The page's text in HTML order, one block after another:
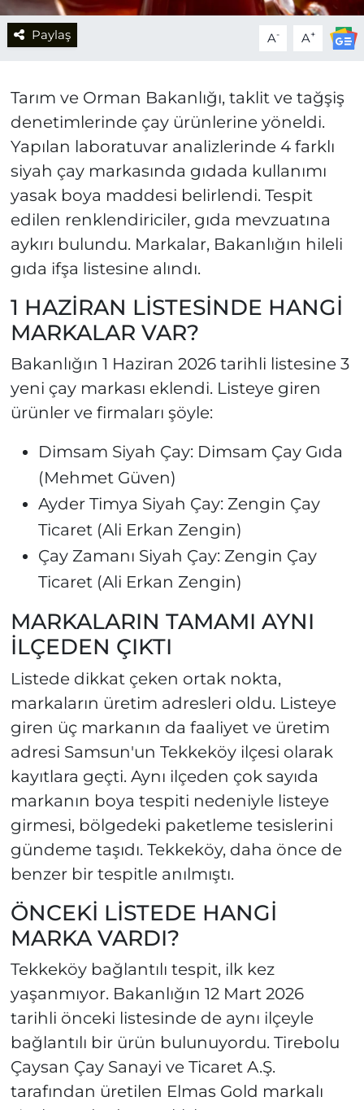
Paylaş A- A+
Tarım ve Orman Bakanlığı, taklit ve tağşiş
denetimlerinde çay ürünlerine yöneldi.
Yapılan laboratuvar analizlerinde 4 farklı
siyah çay markasında gıdada kullanımı
yasak boya maddesi belirlendi. Tespit
edilen renklendiriciler, gıda mevzuatına
aykırı bulundu. Markalar, Bakanlığın hileli
gıda ifşa listesine alındı.
1 HAZİRAN LİSTESİNDE HANGİ
MARKALAR VAR?
Bakanlığın 1 Haziran 2026 tarihli listesine 3
yeni çay markası eklendi. Listeye giren
ürünler ve firmaları şöyle:
Dimsam Siyah Çay: Dimsam Çay Gıda
(Mehmet Güven)
Ayder Timya Siyah Çay: Zengin Çay
Ticaret (Ali Erkan Zengin)
Çay Zamanı Siyah Çay: Zengin Çay
Ticaret (Ali Erkan Zengin)
MARKALARIN TAMAMI AYNI
İLÇEDEN ÇIKTI
Listede dikkat çeken ortak nokta,
markaların üretim adresleri oldu. Listeye
giren üç markanın da faaliyet ve üretim
adresi Samsun'un Tekkeköy ilçesi olarak
kayıtlara geçti. Aynı ilçeden çok sayıda
markanın boya tespiti nedeniyle listeye
girmesi, bölgedeki paketleme tesislerini
gündeme taşıdı. Tekkeköy, daha önce de
benzer bir tespitle anılmıştı.
ÖNCEKİ LİSTEDE HANGİ
MARKA VARDI?
Tekkeköy bağlantılı tespit, ilk kez
yaşanmıyor. Bakanlığın 12 Mart 2026
tarihli önceki listesinde de aynı ilçeyle
bağlantılı bir ürün bulunuyordu. Tirebolu
Çaysan Çay Sanayi ve Ticaret A.Ş.
tarafından üretilen Elmas Gold markalı